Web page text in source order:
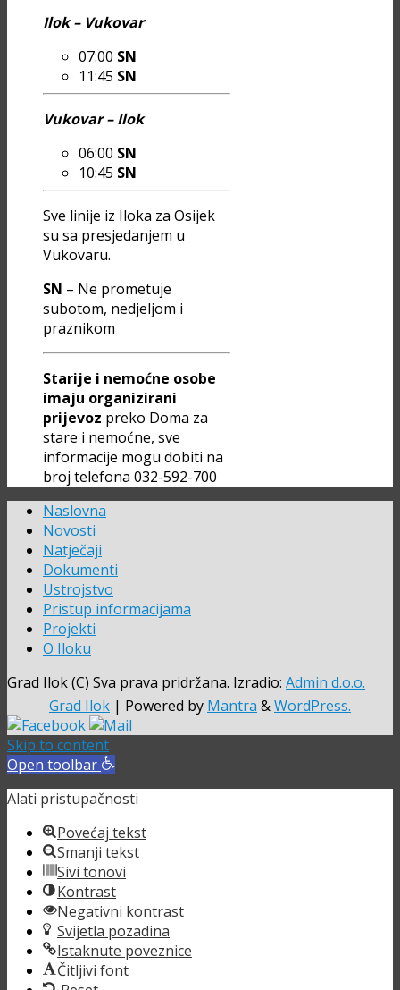
Ilok – Vukovar
07:00 SN
11:45 SN
Vukovar – Ilok
06:00 SN
10:45 SN
Sve linije iz Iloka za Osijek
su sa presjedanjem u
Vukovaru.
SN – Ne prometuje
subotom, nedjeljom i
praznikom
Starije i nemoćne osobe
imaju organizirani
prijevoz preko Doma za
stare i nemoćne, sve
informacije mogu dobiti na
broj telefona 032-592-700
Naslovna
Novosti
Natječaji
Dokumenti
Ustrojstvo
Pristup informacijama
Projekti
O Iloku
Grad Ilok (C) Sva prava pridržana. Izradio: Admin d.o.o.
Grad Ilok | Powered by Mantra &WordPress.
Skip to content
Open toolbar
Alati pristupačnosti
Povećaj tekst
Smanji tekst
Sivi tonovi
Kontrast
Negativni kontrast
Svijetla pozadina
Istaknute poveznice
Čitljivi font